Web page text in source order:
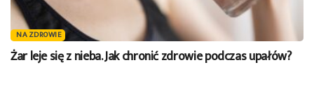
NA ZDROWIE
Żar leje się z nieba. Jak chronić zdrowie podczas upałów?